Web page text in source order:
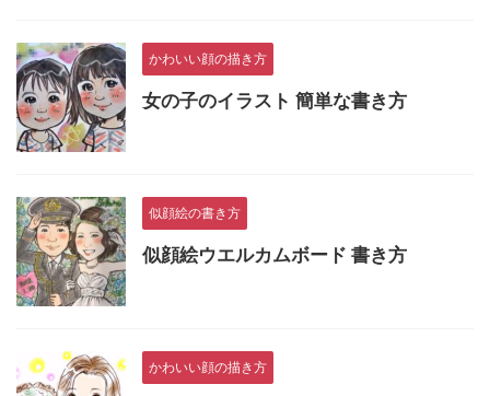
かわいい顔の描き方
女の子のイラスト 簡単な書き方
似顔絵の書き方
似顔絵ウエルカムボード 書き方
かわいい顔の描き方